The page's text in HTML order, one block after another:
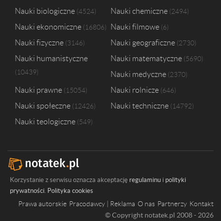
Uniwersytet Medyczny w Lublinie
Uniwersytet Technologiczno-Przyrodniczy im. Jana i Jędrzeja
Uniwersytet Śląski w Katowicach1
Wyższa Szkoła Hotelarstwa i Turystyki w Częstochowie 1
Nauki biologiczne 4524 Nauki chemiczne 2494
Nauki ekonomiczne 16806 Nauki filmowe 6
Nauki fizyczne 3146 Nauki geograficzne 2730
Nauki humanistyczne
10439
Nauki matematyczne 5690
Nauki medyczne 2370
Nauki prawne 15054 Nauki rolnicze 646
Nauki społeczne 12426 Nauki techniczne 14792
Nauki teologiczne 549
Korzystanie z serwisu oznacza akceptację regulaminu i polityki
prywatności. Polityka cookies
Prawa autorskie Pracodawcy | Reklama O nas Partnerzy Kontakt
© Copyright notatek.pl 2008 - 2026